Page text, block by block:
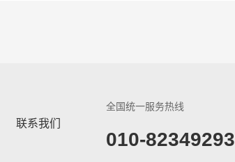
联系我们
全国统一服务热线
​010-82349293